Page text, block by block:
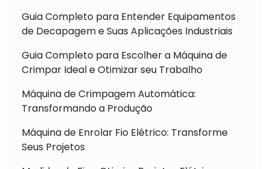
Guia Completo para Entender Equipamentos
de Decapagem e Suas Aplicações Industriais
Guia Completo para Escolher a Máquina de
Crimpar Ideal e Otimizar seu Trabalho
Máquina de Crimpagem Automática:
Transformando a Produção
Máquina de Enrolar Fio Elétrico: Transforme
Seus Projetos